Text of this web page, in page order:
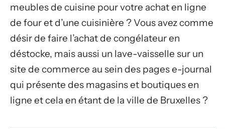
meubles de cuisine pour votre achat en ligne
de four et d’une cuisinière ? Vous avez comme
désir de faire l’achat de congélateur en
déstocke, mais aussi un lave-vaisselle sur un
site de commerce au sein des pages e-journal
qui présente des magasins et boutiques en
ligne et cela en étant de la ville de Bruxelles ?